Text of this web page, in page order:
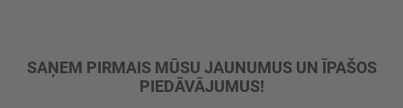
SAŅEM PIRMAIS MŪSU JAUNUMUS UN ĪPAŠOS
PIEDĀVĀJUMUS!